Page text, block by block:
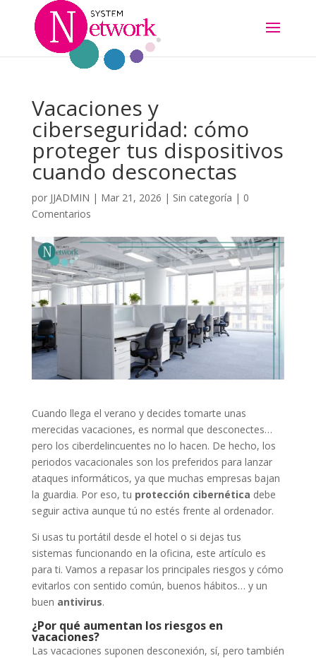
Vacaciones y
ciberseguridad: cómo
proteger tus dispositivos
cuando desconectas
por JJADMIN | Mar 21, 2026 | Sin categoría | 0
Comentarios
Cuando llega el verano y decides tomarte unas
merecidas vacaciones, es normal que desconectes…
pero los ciberdelincuentes no lo hacen. De hecho, los
periodos vacacionales son los preferidos para lanzar
ataques informáticos, ya que muchas empresas bajan
la guardia. Por eso, tu protección cibernética debe
seguir activa aunque tú no estés frente al ordenador.
Si usas tu portátil desde el hotel o si dejas tus
sistemas funcionando en la oficina, este artículo es
para ti. Vamos a repasar los principales riesgos y cómo
evitarlos con sentido común, buenos hábitos… y un
buen antivirus.
¿Por qué aumentan los riesgos en
vacaciones?
Las vacaciones suponen desconexión, sí, pero también